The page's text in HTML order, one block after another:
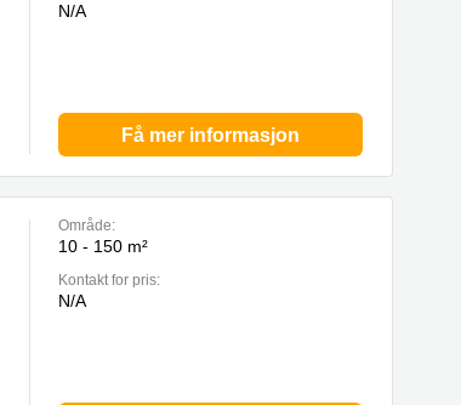
N/A
Få mer informasjon
Område:
10 - 150 m²
Kontakt for pris:
N/A